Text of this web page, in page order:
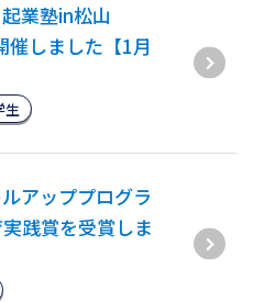
業塾in松山
しました【1月
生
アッププログラ
践賞を受賞しま